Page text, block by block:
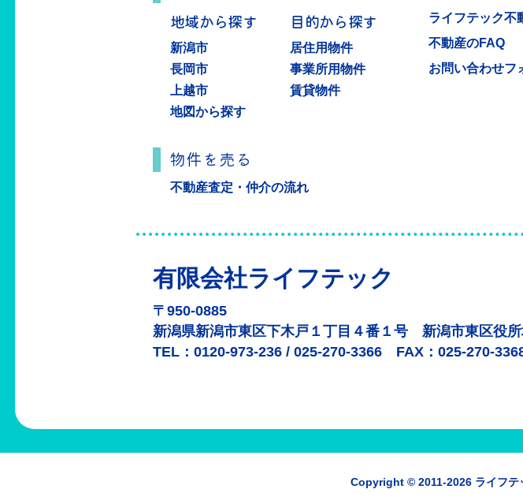
地域から探す
新潟市
長岡市
上越市
地図から探す
目的から探す
居住用物件
事業所用物件
賃貸物件
物件を売る
不動産査定・仲介の流れ
ライフテック不
不動産のFAQ
お問い合わせフ
有限会社ライフテック
〒950-0885
新潟県新潟市東区下木戸１丁目４番１号 新潟市東区役
TEL：0120-973-236 / 025-270-3366 FAX：025-270-
Copyright © 2011-2026 ライフテ